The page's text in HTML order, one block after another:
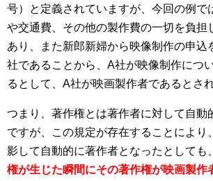
号）と定義されていますが、今回の例で
や交通費、その他の製作費の一切を負担
あり、また新郎新婦から映像制作の申込
社であることから、A社が映像制作につ
るとして、A社が映画製作者であるとさ
つまり、著作権とは著作者に対して自動
ですが、この規定が存在することにより
影して自動的に著作者となったとしても
権が生じた瞬間にその著作権が映画製作